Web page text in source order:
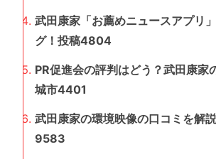
武田康家「お薦めニュースアプリ
グ！投稿4804
PR促進会の評判はどう？武田康家
城市4401
武田康家の環境映像の口コミを解
9583